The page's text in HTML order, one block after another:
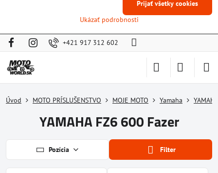
+421 917 312 602
Úvod MOTO PRÍSLUŠENSTVO MOJE MOTO Yamaha
YAMAHA FZ6 600 Fazer
Pozícia Filter
Ukázať podrobnosti
Prijať všetky cookies